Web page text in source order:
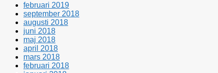
februari 2019
september 2018
augusti 2018
juni 2018
maj 2018
april 2018
mars 2018
februari 2018